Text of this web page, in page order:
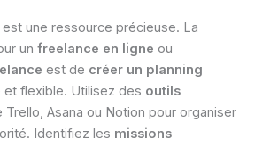
une ressource précieuse. La
un freelance en ligne ou
est de créer un planning
et flexible. Utilisez des outils
Trello, Asana ou Notion pour organiser
Identifiez les missions